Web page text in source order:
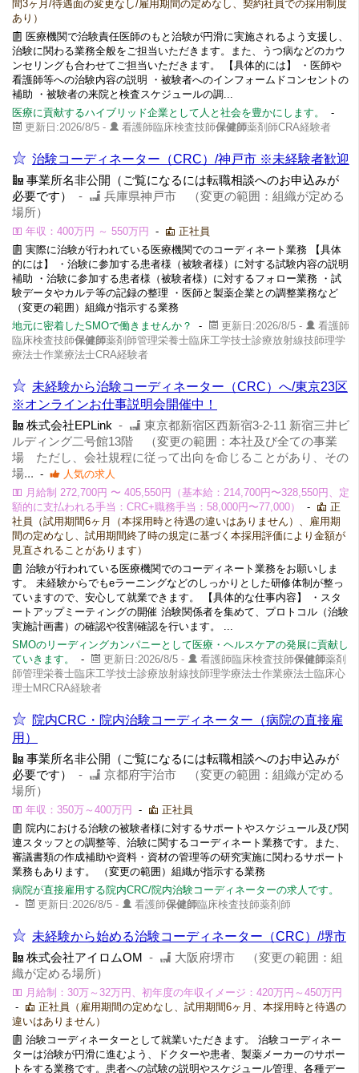
間3ヶ月/待遇面の変更なし/雇用期間の定めなし、契約社員での採用制度
あり）
医療機関で治験責任医師のもと治験が円滑に実施されるよう支援し、
治験に関わる業務全般をご担当いただきます。また、うつ病などのカウ
ンセリングも合わせてご担当いただきます。 【具体的には】 ・医師や
看護師等への治験内容の説明 ・被験者へのインフォームドコンセントの
補助 ・被験者の来院と検査スケジュールの調...
医療に貢献するハイブリッド企業として人と社会を豊かにします。
-
更新日:2026/8/5 -
看護師臨床検査技師保健師薬剤師CRA経験者
治験コーディネーター（CRC）/神戸市 ※未経験者歓迎
事業所名非公開（ご覧になるには転職相談へのお申込みが
必要です）
-
兵庫県神戸市 （変更の範囲：組織が定める
場所）
年収：400万円 ～ 550万円 -
正社員
実際に治験が行われている医療機関でのコーディネート業務 【具体
的には】 ・治験に参加する患者様（被験者様）に対する試験内容の説明
補助 ・治験に参加する患者様（被験者様）に対するフォロー業務 ・試
験データやカルテ等の記録の整理 ・医師と製薬企業との調整業務など
（変更の範囲）組織が指示する業務
地元に密着したSMOで働きませんか？
- 更新日:2026/8/5 -
看護師
臨床検査技師保健師薬剤師管理栄養士臨床工学技士診療放射線技師理学
療法士作業療法士CRA経験者
未経験から治験コーディネーター（CRC）へ/東京23区
※オンラインお仕事説明会開催中！
株式会社EPLink -
東京都新宿区西新宿3-2-11 新宿三井ビ
ルディング二号館13階 （変更の範囲：本社及び全ての事業
場 ただし、会社規程に従って出向を命じることがあり、その
場... -
人気の求人
月給制 272,700円 〜 405,550円（基本給：214,700円〜328,550円、定
額的に支払われる手当：CRC+職務手当：58,000円〜77,000）
-
正
社員（試用期間6ヶ月（本採用時と待遇の違いはありません）、雇用期
間の定めなし、試用期間終了時の規定に基づく本採用評価により金額が
見直されることがあります）
治験が行われている医療機関でのコーディネート業務をお願いしま
す。 未経験からでもeラーニングなどのしっかりとした研修体制が整っ
ていますので、安心して就業できます。 【具体的な仕事内容】 ・スタ
ートアップミーティングの開催 治験関係者を集めて、プロトコル（治験
実施計画書）の確認や役割確認を行います。 ...
SMOのリーディングカンパニーとして医療・ヘルスケアの発展に貢献し
ていきます。
- 更新日:2026/8/5 - 看護師臨床検査技師保健師薬剤
師管理栄養士臨床工学技士診療放射線技師理学療法士作業療法士臨床心
理士MRCRA経験者
院内CRC・院内治験コーディネーター（病院の直接雇
用）
事業所名非公開（ご覧になるには転職相談へのお申込みが
必要です）
-
京都府宇治市 （変更の範囲：組織が定める
場所）
年収：350万～400万円 -
正社員
院内における治験の被験者様に対するサポートやスケジュール及び関
連スタッフとの調整等、治験に関するコーディネート業務です。また、
審議書類の作成補助や資料・資材の管理等の研究実施に関わるサポート
業務もあります。 （変更の範囲）組織が指示する業務
病院が直接雇用する院内CRC/院内治験コーディネーターの求人です。
-
更新日:2026/8/5 - 看護師保健師臨床検査技師薬剤師
未経験から始める治験コーディネーター（CRC）/堺市
株式会社アイロムOM -
大阪府堺市 （変更の範囲：組
織が定める場所）
月給制：30万～32万円、初年度の年収イメージ：420万円～450万円
-
正社員（雇用期間の定めなし、試用期間6ヶ月、本採用時と待遇の
違いはありません）
治験コーディネーターとして就業いただきます。 治験コーディネー
ターは治験が円滑に進むよう、ドクターや患者、製薬メーカーのサポー
トをする業務です。患者への試験の説明やスケジュール管理、各種デー